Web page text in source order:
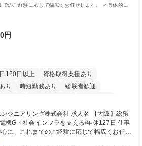
のご経験に応じて幅広くお任せします。 ＜具体的に
円
120日以上
資格取得支援あり
り 時短勤務あり
経験者歓迎
服装自由 寮・社宅あり 食事補助あり
グ株式会社 求人名 【大阪】総務
G・社会インフラを支える/年休127日 仕事
に、これまでのご経験に応じて幅広くお任せ